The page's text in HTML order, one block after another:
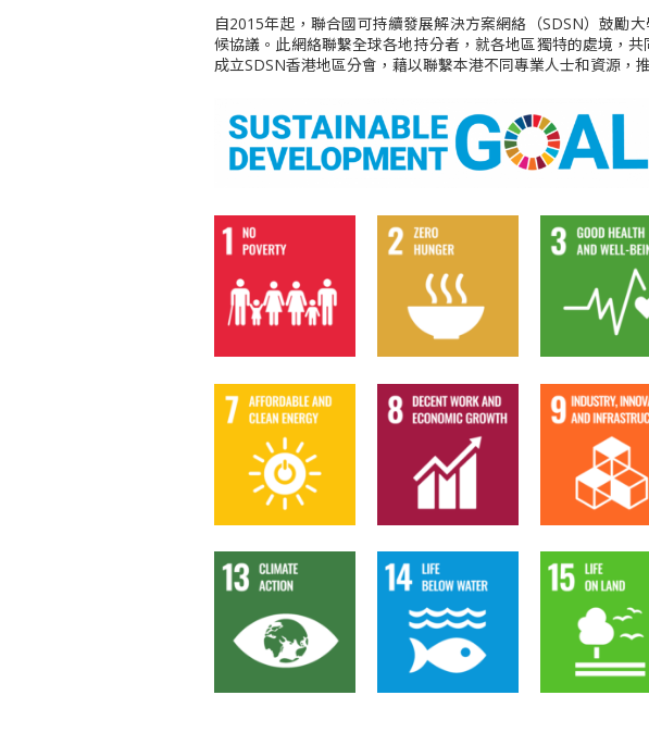
自2015年起，聯合國可持續發展解決方案網絡（SDSN）鼓勵
候協議。此網絡聯繫全球各地持分者，就各地區獨特的處境，
成立SDSN香港地區分會，藉以聯繫本港不同專業人士和資源，